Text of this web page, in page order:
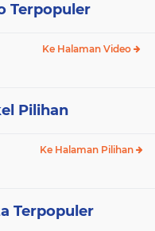
Terpopuler
Ke Halaman Video
Pilihan
Ke Halaman Pilihan
Terpopuler